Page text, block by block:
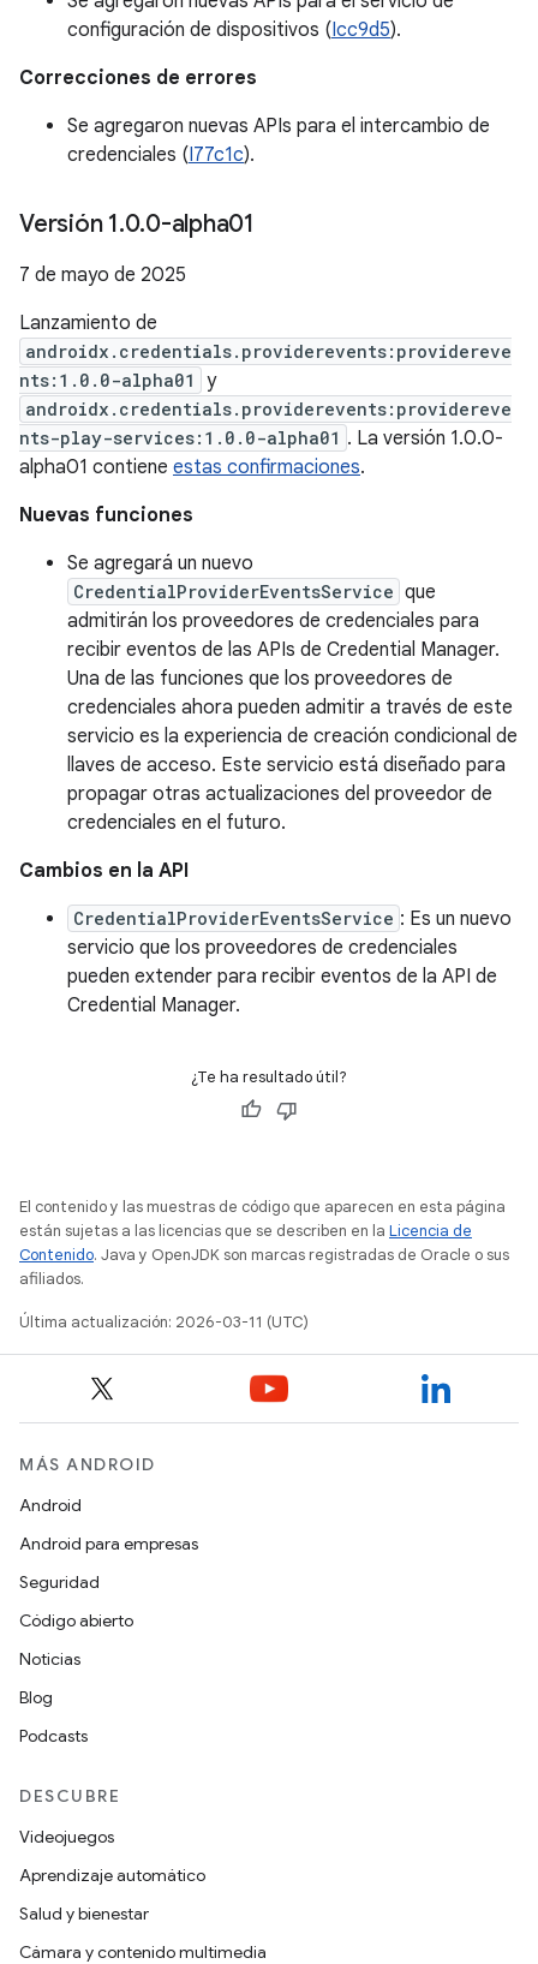
configuración de dispositivos (Icc9d5).
Correcciones de errores
Se agregaron nuevas APIs para el intercambio de
credenciales (I77c1c).
Versión 1.0.0-alpha01
7 de mayo de 2025
Lanzamiento de
androidx.credentials.providerevents:providereve
nts:1.0.0-alpha01
y
androidx.credentials.providerevents:providereve
nts-play-services:1.0.0-alpha01 . La versión 1.0.0-
alpha01 contiene estas confirmaciones.
Nuevas funciones
Se agregará un nuevo
CredentialProviderEventsService que
admitirán los proveedores de credenciales para
recibir eventos de las APIs de Credential Manager.
Una de las funciones que los proveedores de
credenciales ahora pueden admitir a través de este
servicio es la experiencia de creación condicional de
llaves de acceso. Este servicio está diseñado para
propagar otras actualizaciones del proveedor de
credenciales en el futuro.
Cambios en la API
CredentialProviderEventsService : Es un nuevo
servicio que los proveedores de credenciales
pueden extender para recibir eventos de la API de
Credential Manager.
¿Te ha resultado útil?
El contenido y las muestras de código que aparecen en esta página
están sujetas a las licencias que se describen en la Licencia de
Contenido. Java y OpenJDK son marcas registradas de Oracle o sus
afiliados.
Última actualización: 2026-03-11 (UTC)
MÁS ANDROID
Android
Android para empresas
Seguridad
Código abierto
Noticias
Blog
Podcasts
DESCUBRE
Videojuegos
Aprendizaje automático
Salud y bienestar
Cámara y contenido multimedia